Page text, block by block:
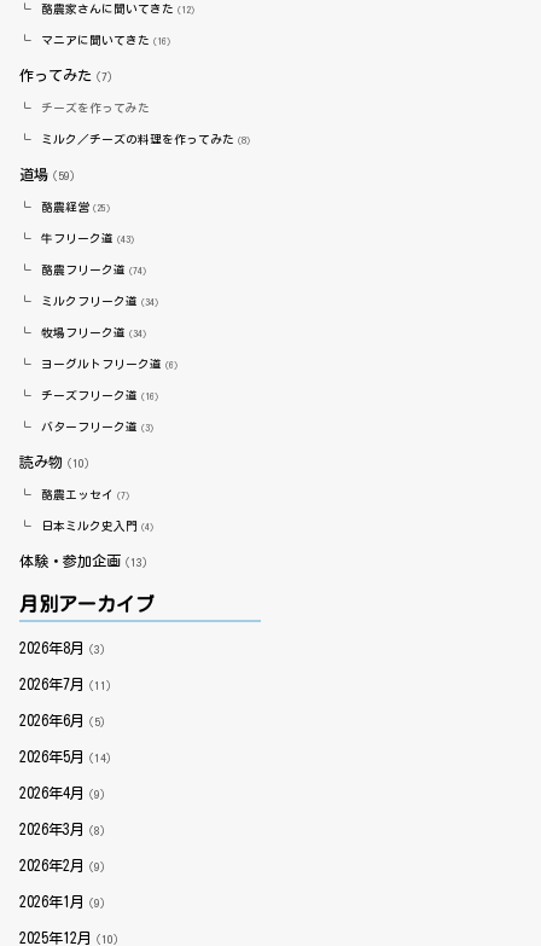
酪農家さんに聞いてきた（12）
マニアに聞いてきた（16）
作ってみた（7）
チーズを作ってみた
ミルク／チーズの料理を作ってみた（8）
道場（59）
酪農経営（25）
牛フリーク道（43）
酪農フリーク道（74）
ミルクフリーク道（34）
牧場フリーク道（34）
ヨーグルトフリーク道（6）
チーズフリーク道（16）
バターフリーク道（3）
読み物（10）
酪農エッセイ （7）
日本ミルク史入門（4）
体験・参加企画（13）
月別アーカイブ
2026年8月 （3）
2026年7月 （11）
2026年6月 （5）
2026年5月 （14）
2026年4月 （9）
2026年3月 （8）
2026年2月 （9）
2026年1月 （9）
2025年12月 （10）